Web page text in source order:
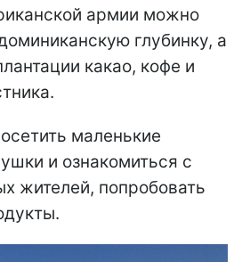
армии можно
глубинку, а
какао, кофе и
маленькие
и ознакомиться с
жителей, попробовать